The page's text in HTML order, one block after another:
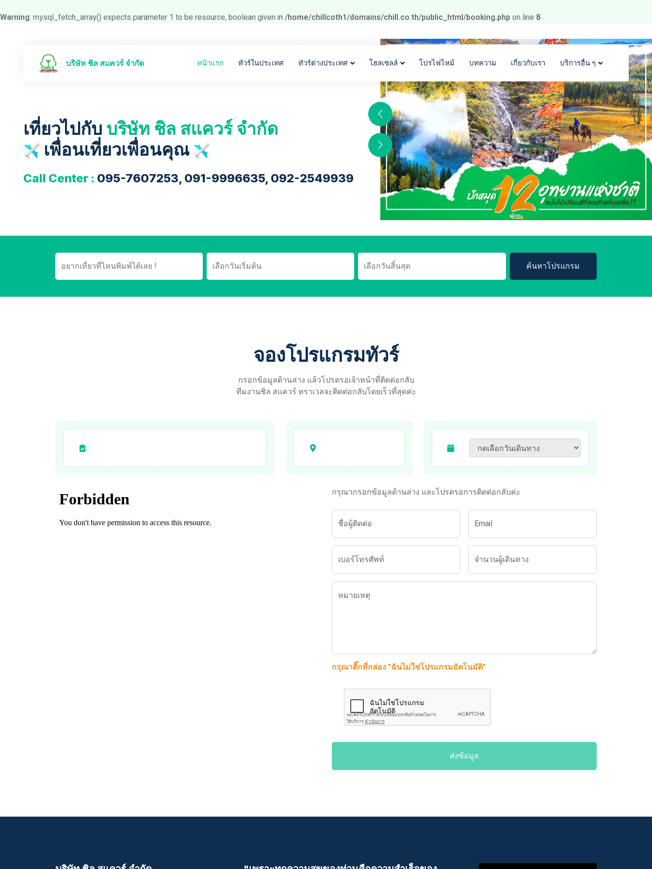
Warning: mysql_fetch_array() expects parameter 1 to be resource, boolean given in /home/chillcoth1/domains/chill.co.th/public_html/booking.php on line 8
บริษัท ชิล สแควร์ จำกัด หน้าแรก ทัวร์ในประเทศ ทัวร์ต่างประเทศ โฮลเซลล์ โปรไฟไหม้ บทความ เกี่ยวกับเรา บริการอื่น ๆ
เที่ยวไปกับ บริษัท ชิล สแควร์ จำกัด
เพื่อนเที่ยวเพื่อนคุณ
Call Center : 095-7607253, 091-9996635, 092-2549939
ค้นหาโปรแกรม
จองโปรแกรมทัวร์
กรอกข้อมูลด้านล่าง แล้วโปรดรอเจ้าหน้าที่ติดต่อกลับ
ทีมงานชิล สแควร์ ทราเวลจะติดต่อกลับโดยเร็วที่สุดค่ะ
กรุณากรอกข้อมูลด้านล่าง และโปรดรอการติดต่อกลับค่ะ
ชื่อผู้ติดต่อ Email
เบอร์โทรศัพท์ จำนวนผู้เดินทาง
หมายเหตุ
กรุณาติ๊กที่กล่อง "ฉันไม่ใช่โปรแกรมอัตโนมัติ"
ส่งข้อมูล